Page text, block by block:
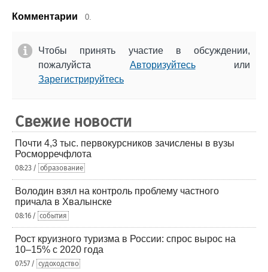
Комментарии 0.
Чтобы принять участие в обсуждении,
пожалуйста Авторизуйтесьили
Зарегистрируйтесь
Свежие новости
Почти 4,3 тыс. первокурсников зачислены в вузы
Росморречфлота
08:23 / образование
Володин взял на контроль проблему частного
причала в Хвалынске
08:16 / события
Рост круизного туризма в России: спрос вырос на
10–15% с 2020 года
07:57 / судоходство